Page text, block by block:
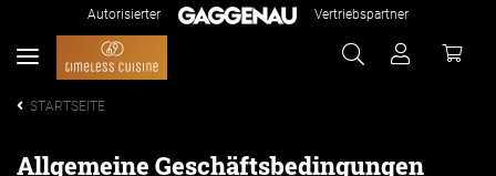
Autorisierter Vertriebspartner
STARTSEITE
Allgemeine Geschäftsbedingungen